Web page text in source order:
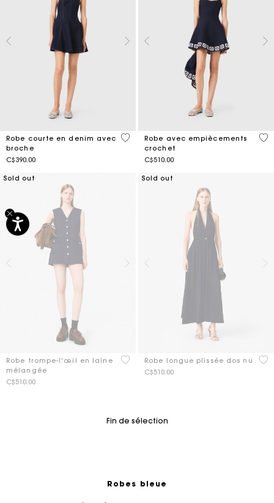
Robe courte en denim avec
broche
C$390.00
4,4 out of 5 Customer Rating
Robe avec empiècements
crochet
C$510.00
5
Sold out
Robe trompe-l'œil en laine
mélangée
C$510.00
3,9 out of 5 Customer Rating
Sold out
Robe longue plissée dos nu
C$510.00
5
Fin de sélection
Robes bleue